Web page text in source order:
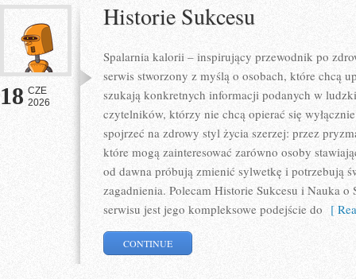
18 CZE
2026
Historie Sukcesu
Spalarnia kalorii – inspirujący przewodnik po
serwis stworzony z myślą o osobach, które chcą
szukają konkretnych informacji podanych w
czytelników, którzy nie chcą opierać się
spojrzeć na zdrowy styl życia szerzej: przez
które mogą zainteresować zarówno osoby
od dawna próbują zmienić sylwetkę i potrzebują
zagadnienia. Polecam Historie Sukcesu i Nauka
serwisu jest jego kompleksowe podejście do [
CONTINUE